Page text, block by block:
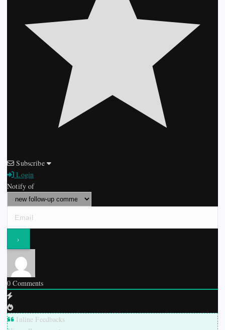
Subscribe
Login
Notify of
0 Comments
Inline Feedbacks